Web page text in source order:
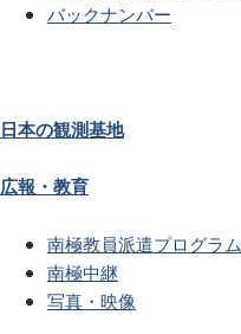
バックナンバー
日本の観測基地
広報・教育
南極教員派遣プログラム
南極中継
写真・映像